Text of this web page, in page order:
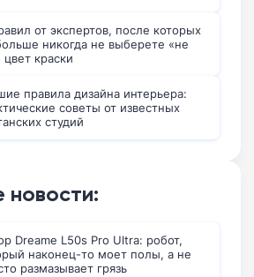
от экспертов, после которых
никогда не выберете «не
цвет краски
правила дизайна интерьера:
советы от известных
студий
новости:
Dreame L50s Pro Ultra: робот,
наконец-то моет полы, а не
размазывает грязь